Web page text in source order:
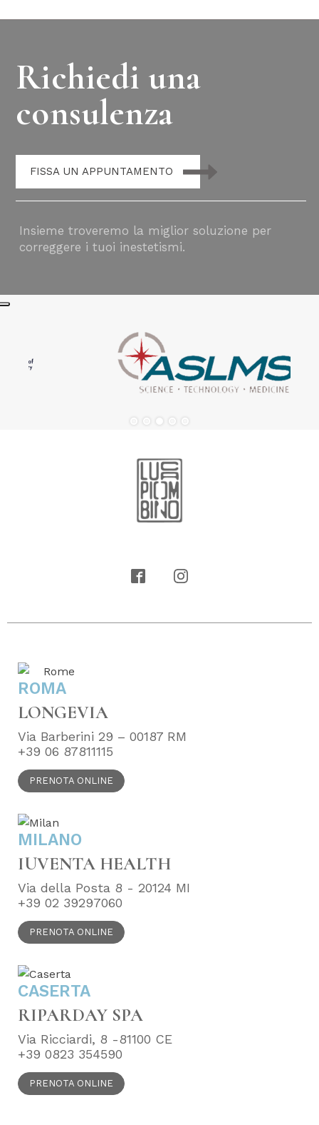
Richiedi una
consulenza
FISSA UN APPUNTAMENTO
Insieme troveremo la miglior soluzione per
correggere i tuoi inestetismi.
ROMA
LONGEVIA
Via Barberini 29 – 00187 RM
+39 06 87811115
PRENOTA ONLINE
MILANO
IUVENTA HEALTH
Via della Posta 8 - 20124 MI
+39 02 39297060
PRENOTA ONLINE
CASERTA
RIPARDAY SPA
Via Ricciardi, 8 -81100 CE
+39 0823 354590
PRENOTA ONLINE